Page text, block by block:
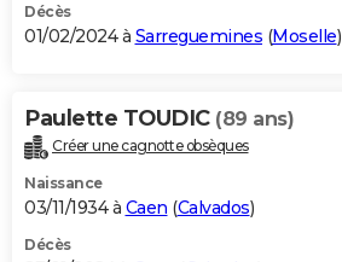
Décès
01/02/2024 à Sarreguemines (Moselle)
Paulette TOUDIC (89 ans)
Créer une cagnotte obsèques
Naissance
03/11/1934 à Caen (Calvados)
Décès